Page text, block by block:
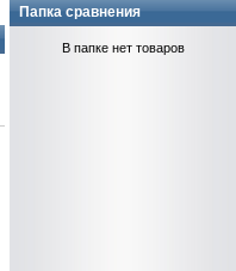
Папка сравнения
В папке нет товаров